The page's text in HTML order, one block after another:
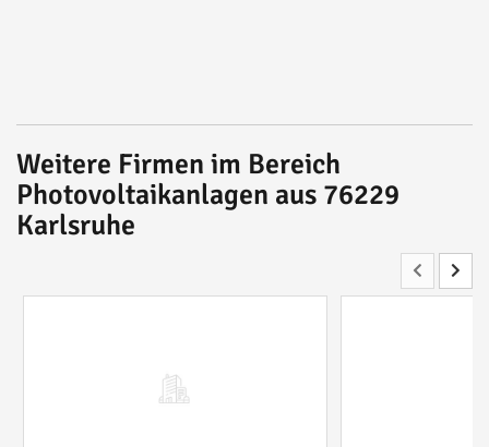
Weitere Firmen im Bereich
Photovoltaikanlagen aus 76229
Karlsruhe